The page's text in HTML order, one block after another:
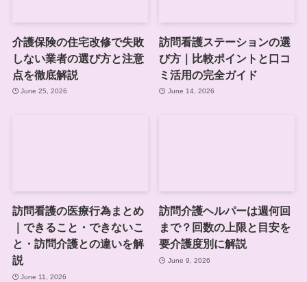
介護保険の住宅改修で失敗
しない業者の選び方と注意
点を徹底解説
June 25, 2026
訪問看護ステーションの選
び方｜比較ポイントと口コ
ミ活用の完全ガイド
June 14, 2026
訪問看護の医療行為まとめ
｜できること・できないこ
と・訪問介護との違いを解
説
June 11, 2026
訪問介護ヘルパーは週何回
まで？回数の上限と目安を
要介護度別に解説
June 9, 2026